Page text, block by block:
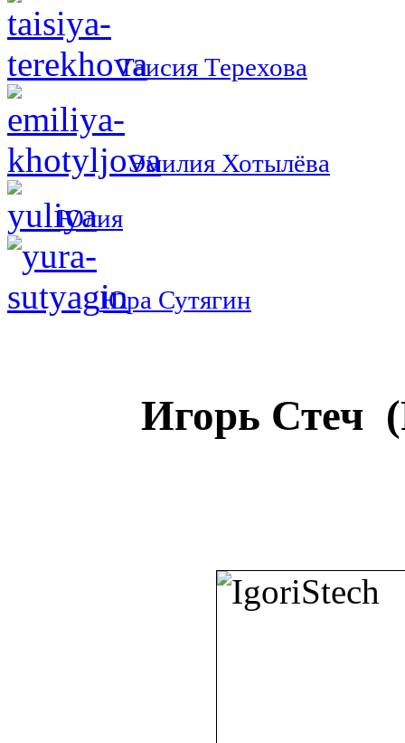
Таисия Терехова
Эмилия Хотылёва
Юлия
Юра Сутягин
Игорь Стеч